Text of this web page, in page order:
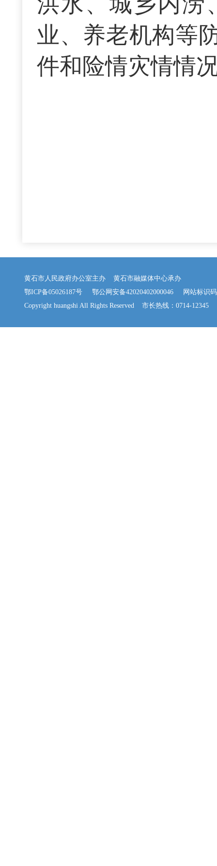
业、养老机构等
件和险情灾情情
黄石市人民政府办公室主办 黄石市融媒体中心承办
鄂ICP备05026187号
鄂公网安备42020402000046 网站标识码
Copyright huangshi All Rights Reserved 市长热线：0714-12345